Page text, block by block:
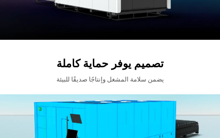
تصميم يوفر حماية كاملة
يضمن سلامة المشغل وإنتاجًا صديقًا للبيئة